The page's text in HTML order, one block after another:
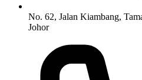
No. 62, Jalan Kiambang,
Johor